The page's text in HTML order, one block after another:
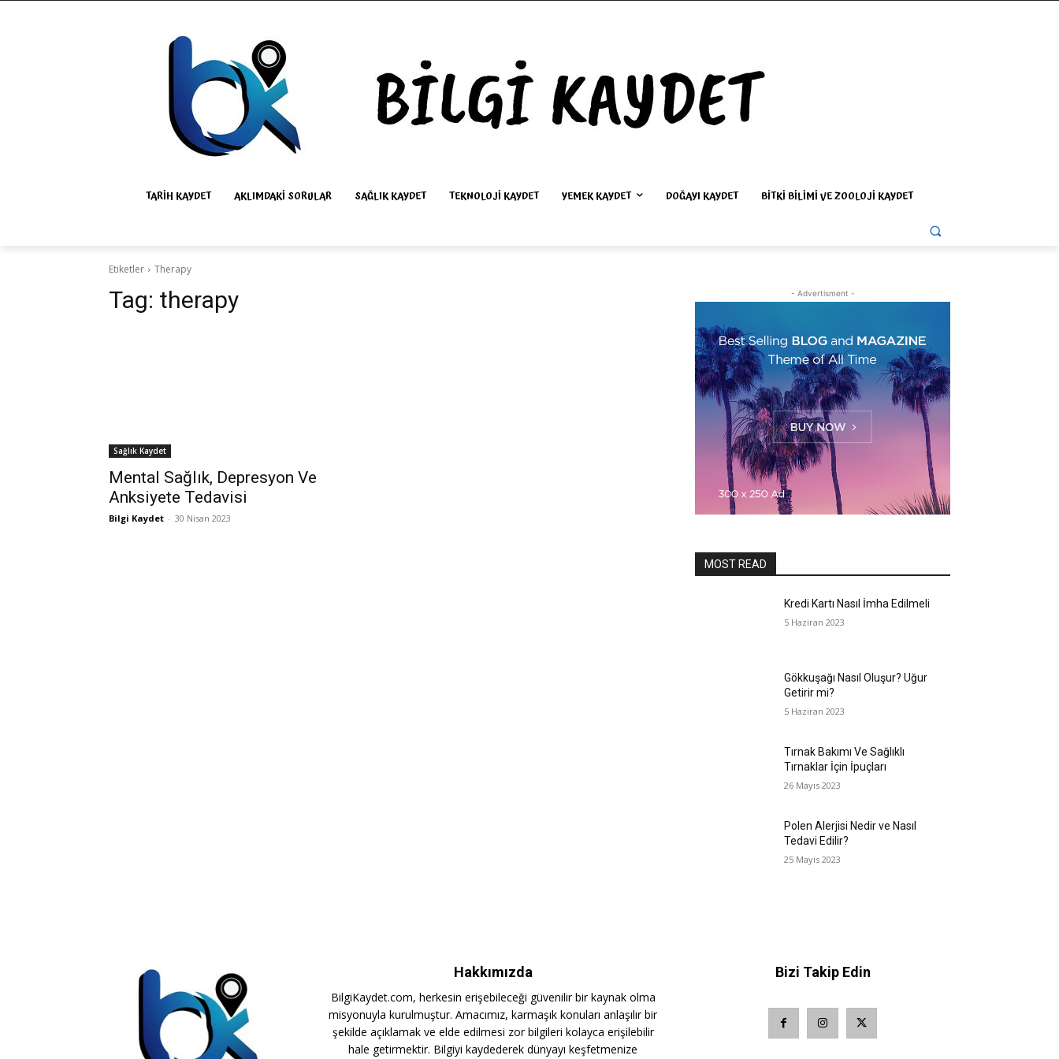
TARIH KAYDET AKLIMDAKI SORULAR SAĞLIK KAYDET TEKNOLOJI KAYDET YEMEK KAYDET DOĞAYI KAYDET BITKI BILIMI VE ZOOLOJI KAYDET
Etiketler Therapy
Tag: therapy
Sağlık Kaydet
Mental Sağlık, Depresyon Ve
Anksiyete Tedavisi
Bilgi Kaydet - 30 Nisan 2023
- Advertisment -
MOST READ
Kredi Kartı Nasıl İmha Edilmeli
5 Haziran 2023
Gökkuşağı Nasıl Oluşur? Uğur
Getirir mi?
5 Haziran 2023
Tırnak Bakımı Ve Sağlıklı
Tırnaklar İçin İpuçları
26 Mayıs 2023
Polen Alerjisi Nedir ve Nasıl
Tedavi Edilir?
25 Mayıs 2023
Hakkımızda
BilgiKaydet.com, herkesin erişebileceği güvenilir bir kaynak olma
misyonuyla kurulmuştur. Amacımız, karmaşık konuları anlaşılır bir
şekilde açıklamak ve elde edilmesi zor bilgileri kolayca erişilebilir
hale getirmektir. Bilgiyi kaydederek dünyayı keşfetmenize
Bizi Takip Edin